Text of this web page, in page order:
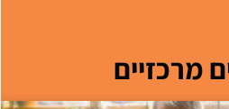
מרכזיים